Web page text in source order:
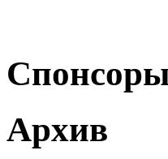
Архив